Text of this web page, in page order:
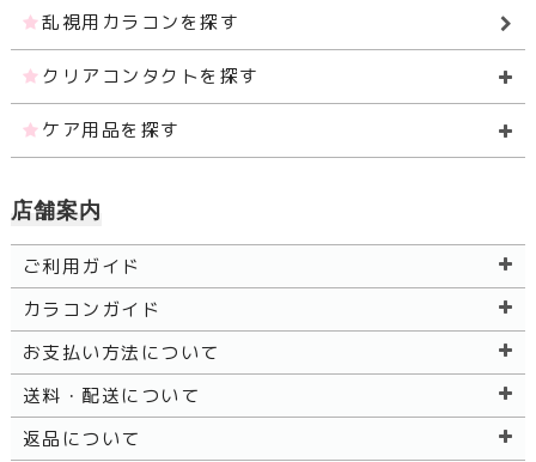
乱視用カラコンを探す
クリアコンタクトを探す
ケア用品を探す
店舗案内
ご利用ガイド
カラコンガイド
お支払い方法について
送料・配送について
返品について